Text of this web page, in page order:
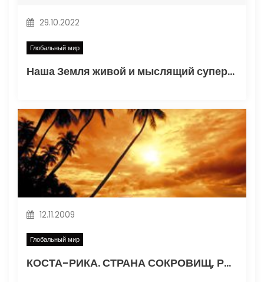
29.10.2022
Глобальный мир
Наша Земля живой и мыслящий суперорганизм?
12.11.2009
Глобальный мир
КОСТА-РИКА. СТРАНА СОКРОВИЩ, РОМА И КОФЕ